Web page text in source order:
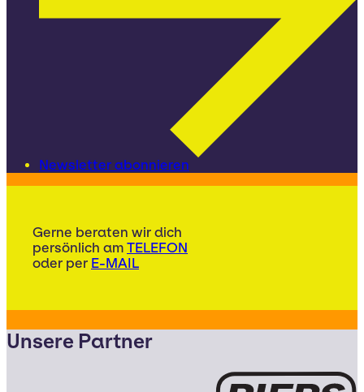
Newsletter abonnieren
Gerne beraten wir dich
persönlich am TELEFON
oder per E-MAIL
Unsere Partner